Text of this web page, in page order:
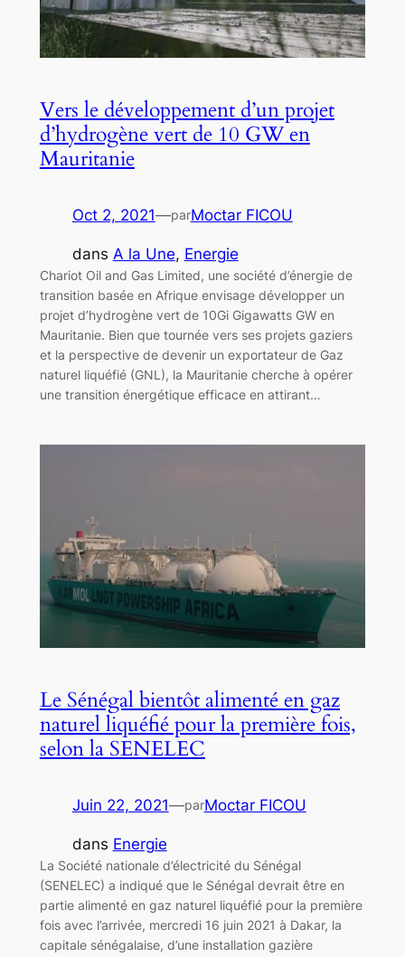
Vers le développement d’un projet
d’hydrogène vert de 10 GW en
Mauritanie
Oct 2, 2021—parMoctar FICOU
dans A la Une, Energie
Chariot Oil and Gas Limited, une société d’énergie de
transition basée en Afrique envisage développer un
projet d’hydrogène vert de 10Gi Gigawatts GW en
Mauritanie. Bien que tournée vers ses projets gaziers
et la perspective de devenir un exportateur de Gaz
naturel liquéfié (GNL), la Mauritanie cherche à opérer
une transition énergétique efficace en attirant…
Le Sénégal bientôt alimenté en gaz
naturel liquéfié pour la première fois,
selon la SENELEC
Juin 22, 2021—parMoctar FICOU
dans Energie
La Société nationale d’électricité du Sénégal
(SENELEC) a indiqué que le Sénégal devrait être en
partie alimenté en gaz naturel liquéfié pour la première
fois avec l’arrivée, mercredi 16 juin 2021 à Dakar, la
capitale sénégalaise, d’une installation gazière